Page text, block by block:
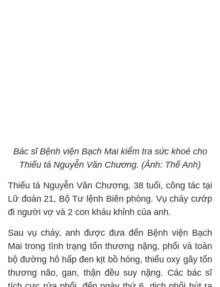
Bác sĩ Bệnh viện Bạch Mai kiểm tra sức khoẻ cho
Thiếu tá Nguyễn Văn Chương. (Ảnh: Thế Anh)
Thiếu tá Nguyễn Văn Chương, 38 tuổi, công tác tại
Lữ đoàn 21, Bộ Tư lệnh Biên phòng. Vụ cháy cướp
đi người vợ và 2 con kháu khỉnh của anh.
Sau vụ cháy, anh được đưa đến Bệnh viện Bạch
Mai trong tình trạng tổn thương nặng, phổi và toàn
bộ đường hô hấp đen kịt bồ hóng, thiếu oxy gây tổn
thương não, gan, thận đều suy nặng. Các bác sĩ